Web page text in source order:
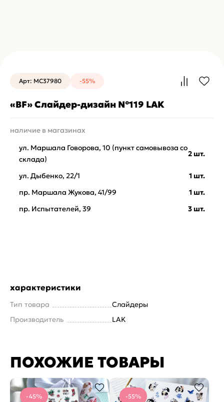
Арт: MC37980 -55%
«BF» Слайдер-дизайн №119 LAK
наличие в магазинах
ул. Маршала Говорова, 10 (пункт самовывоза со
склада)
2 шт.
ул. Дыбенко, 22/1
1 шт.
пр. Маршала Жукова, 41/99
1 шт.
пр. Испытателей, 39
3 шт.
характеристики
Тип товара
Слайдеры
Производитель
LAK
ПОХОЖИЕ ТОВАРЫ
-45% -55%